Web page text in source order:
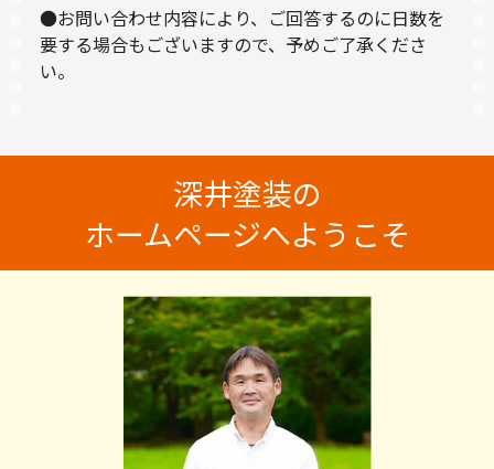
●お問い合わせ内容により、ご回答するのに日数を
要する場合もございますので、予めご了承くださ
い。
深井塗装の
ホームページへようこそ